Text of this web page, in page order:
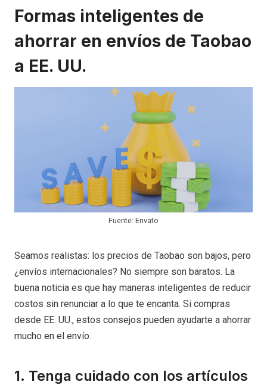
Formas inteligentes de
ahorrar en envíos de Taobao
a EE. UU.
Fuente: Envato
Seamos realistas: los precios de Taobao son bajos, pero
¿envíos internacionales? No siempre son baratos. La
buena noticia es que hay maneras inteligentes de reducir
costos sin renunciar a lo que te encanta. Si compras
desde EE. UU., estos consejos pueden ayudarte a ahorrar
mucho en el envío.
1. Tenga cuidado con los artículos